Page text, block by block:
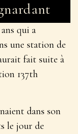
qui a
une station de
fait suite à
137th
dans son
le jour de